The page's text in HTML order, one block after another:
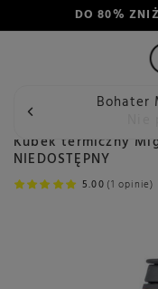
DO 80%
Bohater
Wstecz Konesso
Kubek termiczny
NIEDOSTĘPNY
5.00 (1 opinie)